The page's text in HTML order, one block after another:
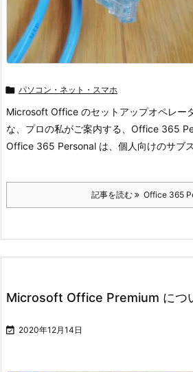
 パソコン・ネット・スマホ
Microsoft Office のセットアップオペレー
な、プロの私がご案内する、Office 365
Office 365 Personal は、個人向けのサブ
記事を読む Office 365
Microsoft Office Premium につ
 2020年12月14日